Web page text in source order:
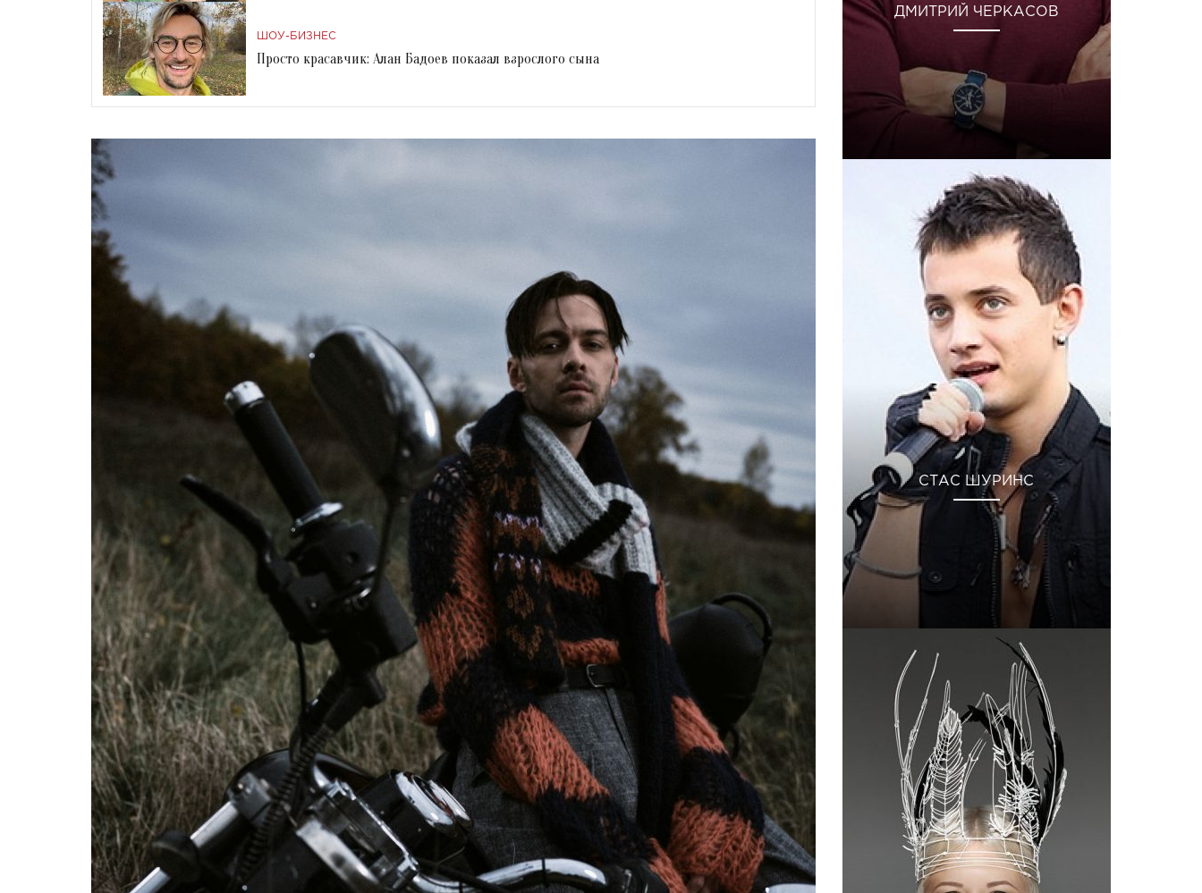
ШОУ-БИЗНЕС
Просто красавчик: Алан Бадоев показал взрослого сына
ДМИТРИЙ ЧЕРКАСОВ
СТАС ШУРИНС